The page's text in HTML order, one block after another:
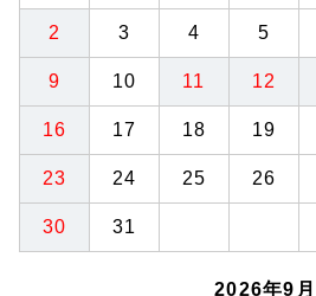
2 3 4 5
9 10 11 12
16 17 18 19
23 24 25 26
30 31
2026年9月